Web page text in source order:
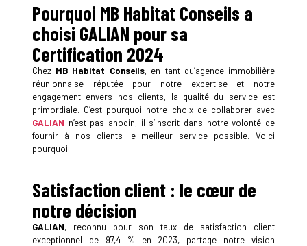
Pourquoi MB Habitat Conseils a
choisi GALIAN pour sa
Certification 2024
Chez MB Habitat Conseils, en tant qu’agence immobilière
réunionnaise réputée pour notre expertise et notre
engagement envers nos clients, la qualité du service est
primordiale. C’est pourquoi notre choix de collaborer avec
GALIAN n’est pas anodin, il s’inscrit dans notre volonté de
fournir à nos clients le meilleur service possible. Voici
pourquoi.
Satisfaction client : le cœur de
notre décision
GALIAN, reconnu pour son taux de satisfaction client
exceptionnel de 97,4 % en 2023, partage notre vision